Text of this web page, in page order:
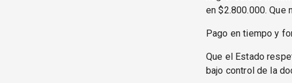
en $2.800.000. Que
Pago en tiempo y
Que el Estado
bajo control de la